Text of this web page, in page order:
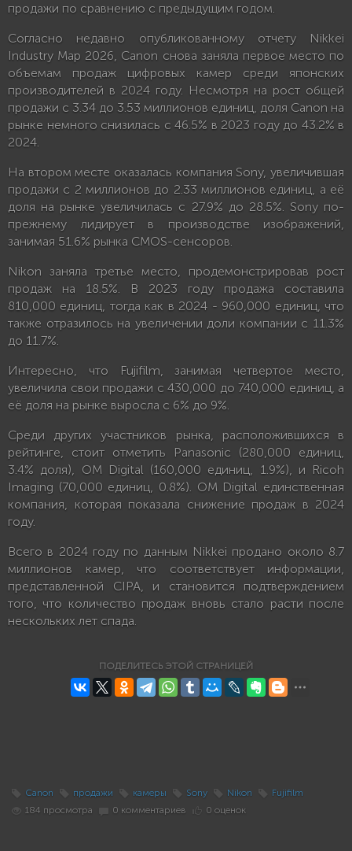
продажи по сравнению с предыдущим годом.
Согласно недавно опубликованному отчету Nikkei
Industry Map 2026, Canon снова заняла первое место по
объемам продаж цифровых камер среди японских
производителей в 2024 году. Несмотря на рост общей
продажи с 3.34 до 3.53 миллионов единиц, доля Canon на
рынке немного снизилась с 46.5% в 2023 году до 43.2% в
2024.
На втором месте оказалась компания Sony, увеличившая
продажи с 2 миллионов до 2.33 миллионов единиц, а её
доля на рынке увеличилась с 27.9% до 28.5%. Sony по-
прежнему лидирует в производстве изображений,
занимая 51.6% рынка CMOS-сенсоров.
Nikon заняла третье место, продемонстрировав рост
продаж на 18.5%. В 2023 году продажа составила
810,000 единиц, тогда как в 2024 - 960,000 единиц, что
также отразилось на увеличении доли компании с 11.3%
до 11.7%.
Интересно, что Fujifilm, занимая четвертое место,
увеличила свои продажи с 430,000 до 740,000 единиц, а
её доля на рынке выросла с 6% до 9%.
Среди других участников рынка, расположившихся в
рейтинге, стоит отметить Panasonic (280,000 единиц,
3.4% доля), OM Digital (160,000 единиц, 1.9%), и Ricoh
Imaging (70,000 единиц, 0.8%). OM Digital единственная
компания, которая показала снижение продаж в 2024
году.
Всего в 2024 году по данным Nikkei продано около 8.7
миллионов камер, что соответствует информации,
представленной CIPA, и становится подтверждением
того, что количество продаж вновь стало расти после
нескольких лет спада.
ПОДЕЛИТЕСЬ ЭТОЙ СТРАНИЦЕЙ
Canon продажи камеры Sony Nikon
Fujifilm
184 просмотра
0 комментариев 0 оценок